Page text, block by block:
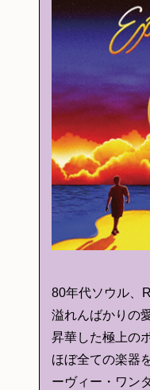
80年代ソウル、
溢れんばかりの
昇華した極上の
ほぼ全ての楽器
ーヴィー・ワン